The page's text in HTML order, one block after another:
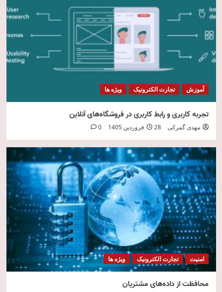
5
امنیت فناوری اطلاعات
آموزش تجارت الکترونیک ویژه ها
تجربه کاربری و رابط کاربری در فروشگاه‌های آنلاین
مهدی گمرکی 28 فروردین 1405 0
امنیت تجارت الکترونیک ویژه ها
محافظت از داده‌های مشتریان